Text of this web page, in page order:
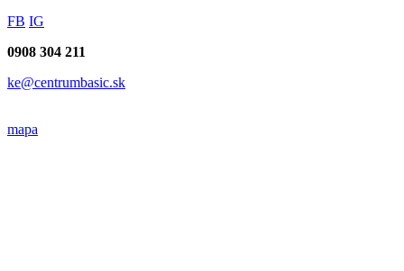
FB IG
0908 304 211
ke@centrumbasic.sk
mapa